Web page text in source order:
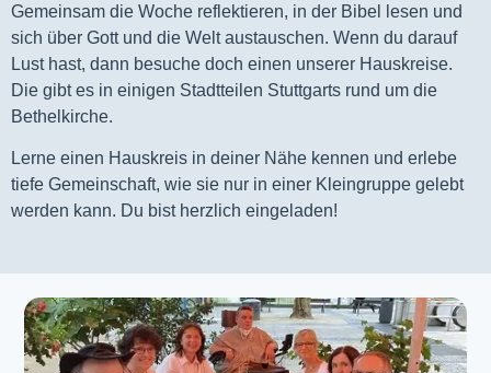
Gemeinsam die Woche reflektieren, in der Bibel lesen und
sich über Gott und die Welt austauschen. Wenn du darauf
Lust hast, dann besuche doch einen unserer Hauskreise.
Die gibt es in einigen Stadtteilen Stuttgarts rund um die
Bethelkirche.
Lerne einen Hauskreis in deiner Nähe kennen und erlebe
tiefe Gemeinschaft, wie sie nur in einer Kleingruppe gelebt
werden kann. Du bist herzlich eingeladen!